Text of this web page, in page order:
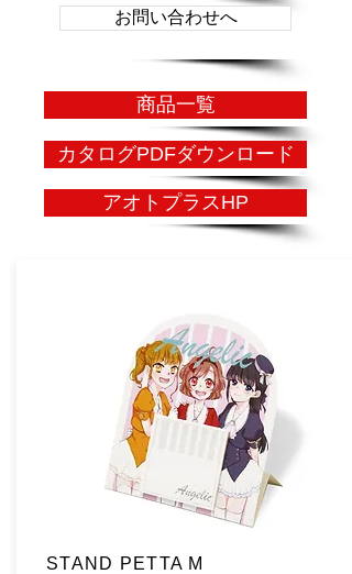
お問い合わせへ
商品一覧
カタログPDFダウンロード
アオトプラスHP
STAND PETTA M